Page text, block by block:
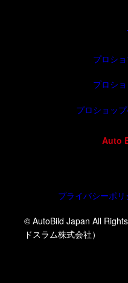
プロシ
プロシ
プロショッ
Auto
© AutoBild Japan All
ドスラム株式会社）
プライバシーポリ